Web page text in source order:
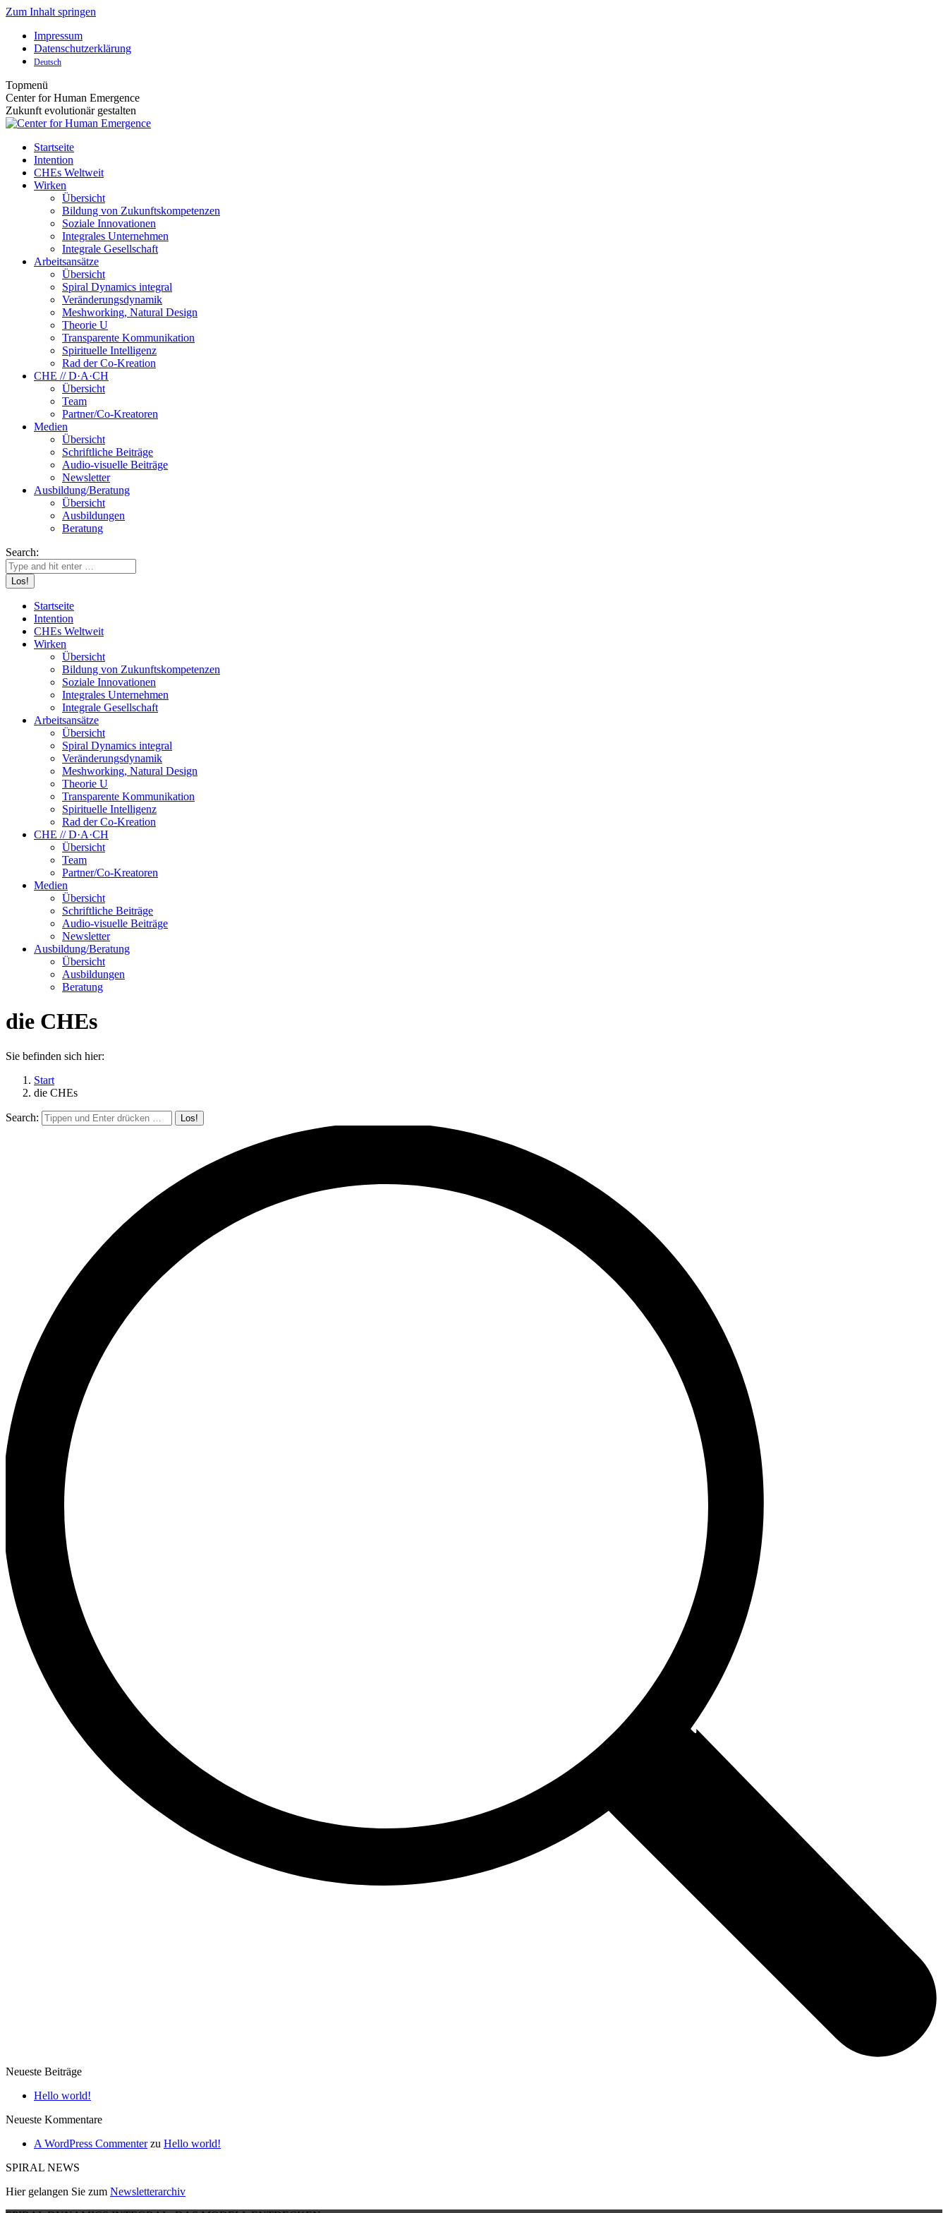
Zum Inhalt springen
Impressum
Datenschutzerklärung
Deutsch
Topmenü
Center for Human Emergence
Zukunft evolutionär gestalten
Startseite
Intention
CHEs Weltweit
Wirken
Übersicht
Bildung von Zukunftskompetenzen
Soziale Innovationen
Integrales Unternehmen
Integrale Gesellschaft
Arbeitsansätze
Übersicht
Spiral Dynamics integral
Veränderungsdynamik
Meshworking, Natural Design
Theorie U
Transparente Kommunikation
Spirituelle Intelligenz
Rad der Co-Kreation
CHE // D·A·CH
Übersicht
Team
Partner/Co-Kreatoren
Medien
Übersicht
Schriftliche Beiträge
Audio-visuelle Beiträge
Newsletter
Ausbildung/Beratung
Übersicht
Ausbildungen
Beratung
Search:
Startseite
Intention
CHEs Weltweit
Wirken
Übersicht
Bildung von Zukunftskompetenzen
Soziale Innovationen
Integrales Unternehmen
Integrale Gesellschaft
Arbeitsansätze
Übersicht
Spiral Dynamics integral
Veränderungsdynamik
Meshworking, Natural Design
Theorie U
Transparente Kommunikation
Spirituelle Intelligenz
Rad der Co-Kreation
CHE // D·A·CH
Übersicht
Team
Partner/Co-Kreatoren
Medien
Übersicht
Schriftliche Beiträge
Audio-visuelle Beiträge
Newsletter
Ausbildung/Beratung
Übersicht
Ausbildungen
Beratung
die CHEs
Sie befinden sich hier:
Start
die CHEs
Search:
Neueste Beiträge
Hello world!
Neueste Kommentare
A WordPress Commenterzu Hello world!
SPIRAL NEWS
Hier gelangen Sie zum Newsletterarchiv